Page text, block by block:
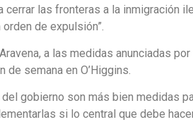
cerrar las fronteras a la inmigración
de expulsión”.
a las medidas anunciadas por
semana en O’Higgins.
gobierno son más bien medidas
si lo central que debe